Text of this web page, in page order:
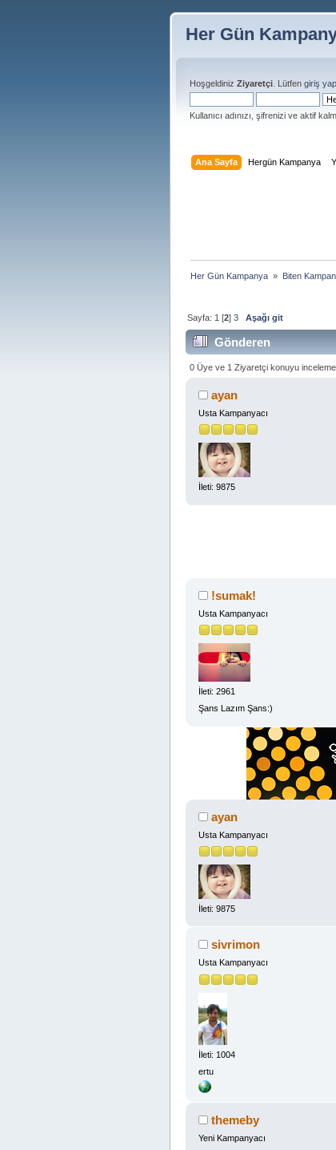
Her Gün
Hoşgeldiniz Ziyaretçi . Lütfen giriş
Kullanıcı adınızı, şifrenizi ve aktif
Ana Sayfa Hergün Kampanya
Her Gün Kampanya » Biten
Sayfa: 1 [2]3 Aşağı git
Gönderen
0 Üye ve 1 Ziyaretçi konuyu
ayan
Usta Kampanyacı
İleti: 9875
!sumak!
Usta Kampanyacı
İleti: 2961
Şans Lazım Şans:)
ayan
Usta Kampanyacı
İleti: 9875
sivrimon
Usta Kampanyacı
İleti: 1004
ertu
themeby
Yeni Kampanyacı